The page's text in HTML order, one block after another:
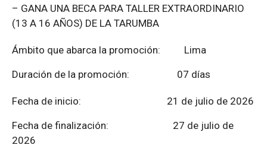
– GANA UNA BECA PARA TALLER EXTRAORDINARIO
(13 A 16 AÑOS) DE LA TARUMBA
Ámbito que abarca la promoción: Lima
Duración de la promoción: 07 días
Fecha de inicio: 21 de julio de 2026
Fecha de finalización:
27 de julio de
2026